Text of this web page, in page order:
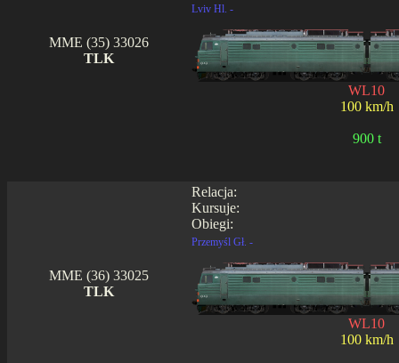
MME (35) 33026
TLK
Lviv Hl. -
WL10
100 km/h
900 t
Relacja:
Kursuje:
Obiegi:
MME (36) 33025
TLK
Przemyśl Gł. -
WL10
100 km/h